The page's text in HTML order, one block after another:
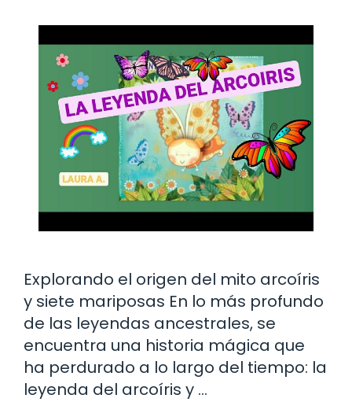
Explorando el origen del mito arcoíris
y siete mariposas En lo más profundo
de las leyendas ancestrales, se
encuentra una historia mágica que
ha perdurado a lo largo del tiempo: la
leyenda del arcoíris y …